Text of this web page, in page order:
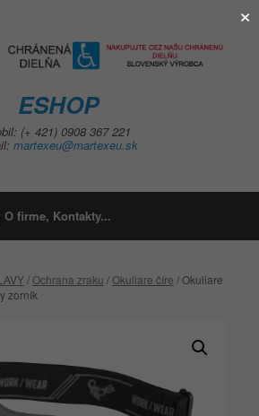
ESHOP
(+ 421) 0908 367 221
martexeu@martexeu.sk
firme, Kontakty...
/Ochrana zraku /Okuliare číre / Okuliare
zorník
×